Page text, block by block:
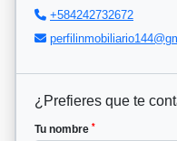
+584242732672
¿Prefieres que te
Tu nombre *